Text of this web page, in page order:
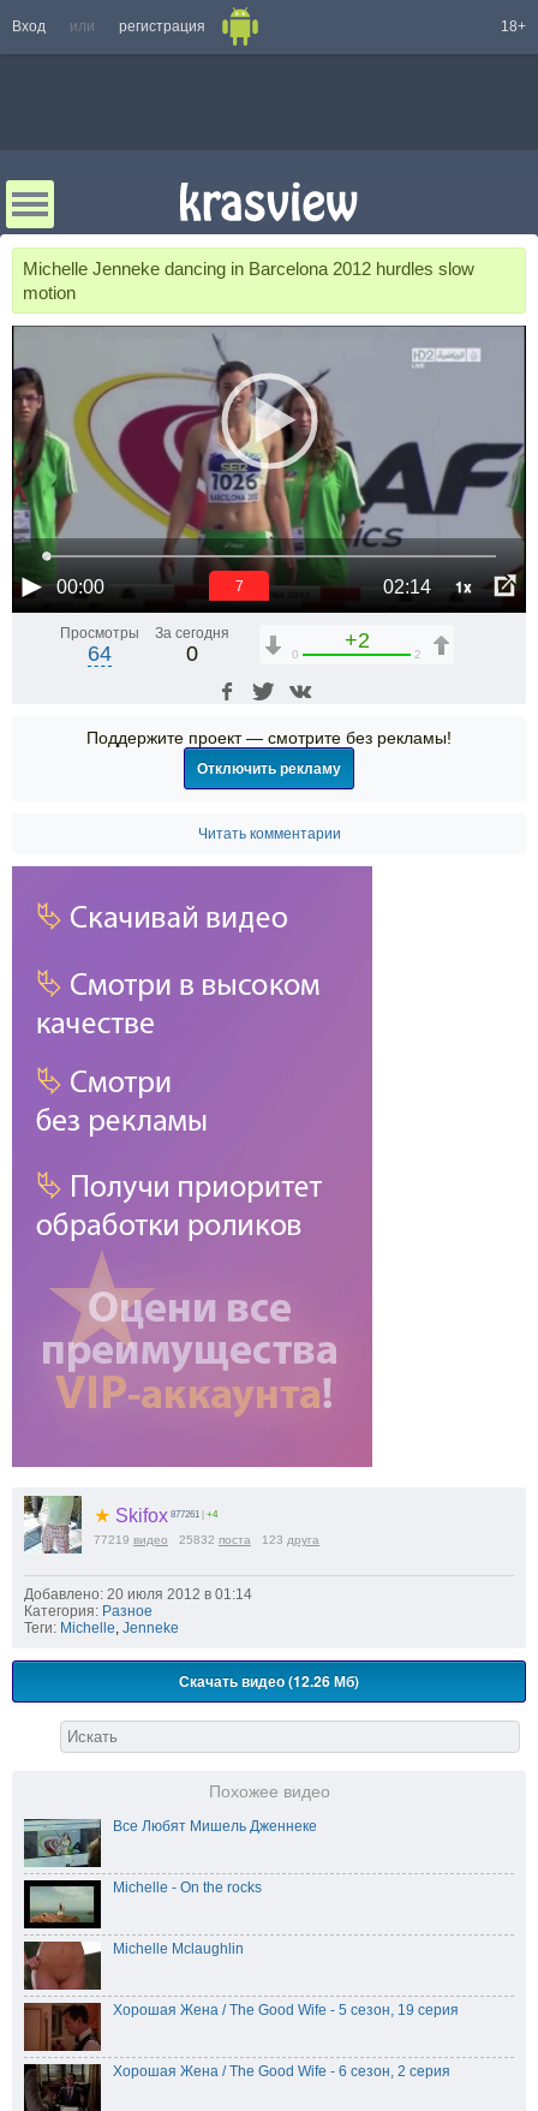
Вход или регистрация 18+
Michelle Jenneke dancing in Barcelona 2012 hurdles slow
motion
00:00 02:14 1x
6
Просмотры
64
За сегодня
0
+2
0 2
Поддержите проект — смотрите без рекламы!
Отключить рекламу
Читать комментарии
★ Skifox 877261 +4
77219 видео 25832 поста 123 друга
Добавлено: 20 июля 2012 в 01:14
Категория: Разное
Теги: Michelle, Jenneke
Скачать видео (12.26 Мб)
Похожее видео
Все Любят Мишель Дженнеке
Michelle - On the rocks
Michelle Mclaughlin
Хорошая Жена / The Good Wife - 5 сезон, 19 серия
Хорошая Жена / The Good Wife - 6 сезон, 2 серия